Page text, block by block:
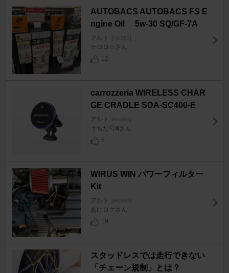
AUTOBACS AUTOBACS FS E
ngine Oil 5w-30 SQ/GF-7A
アルト [HA36S]
ケロロ☆さん
12
carrozzeria WIRELESS CHAR
GE CRADLE SDA-SC400-E
アルト [HA36S]
うちだ号Ⅲさん
5
WIRUS WIN パワーフィルター
Kit
アルト [HA36S]
あけロクさん
19
スタッドレスでは走行できない
「チェーン規制」とは？